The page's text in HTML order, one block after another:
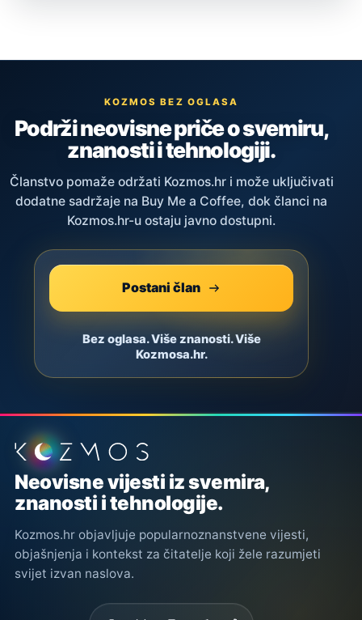
KOZMOS BEZ OGLASA
Podrži neovisne priče o svemiru,
znanosti i tehnologiji.
Članstvo pomaže održati Kozmos.hr i može uključivati
dodatne sadržaje na Buy Me a Coffee, dok članci na
Kozmos.hr-u ostaju javno dostupni.
Postani član
Bez oglasa. Više znanosti. Više
Kozmosa.hr.
Podnožje stranice
Neovisne vijesti iz svemira,
znanosti i tehnologije.
Kozmos.hr objavljuje popularnoznanstvene vijesti,
objašnjenja i kontekst za čitatelje koji žele razumjeti
svijet izvan naslova.